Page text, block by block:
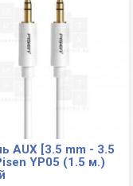
AUX [3.5 mm - 3.5
YP05 (1.5 м.)